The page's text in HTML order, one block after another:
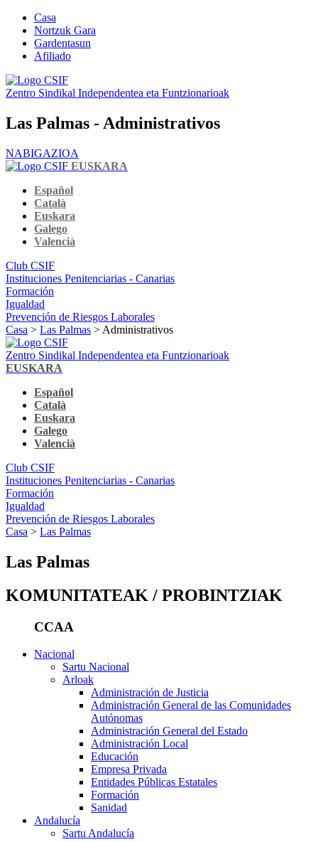
Casa
Nortzuk Gara
Gardentasun
Afiliado
Zentro Sindikal Independentea eta Funtzionarioak
Las Palmas - Administrativos
NABIGAZIOA
EUSKARA
Español
Català
Euskara
Galego
Valencià
Club CSIF
Instituciones Penitenciarias - Canarias
Formación
Igualdad
Prevención de Riesgos Laborales
Casa > Las Palmas > Administrativos
Zentro Sindikal Independentea eta Funtzionarioak
EUSKARA
Español
Català
Euskara
Galego
Valencià
Club CSIF
Instituciones Penitenciarias - Canarias
Formación
Igualdad
Prevención de Riesgos Laborales
Casa > Las Palmas
Las Palmas
KOMUNITATEAK / PROBINTZIAK
CCAA
Nacional
Sartu Nacional
Arloak
Administración de Justicia
Administración General de las Comunidades
Autónomas
Administración General del Estado
Administración Local
Educación
Empresa Privada
Entidades Públicas Estatales
Formación
Sanidad
Andalucía
Sartu Andalucía